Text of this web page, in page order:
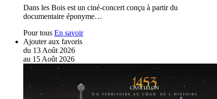
Dans les Bois est un ciné-concert conçu à partir du
documentaire éponyme…
Pour tous En savoir
Ajouter aux favoris
du 13 Août 2026
au 15 Août 2026